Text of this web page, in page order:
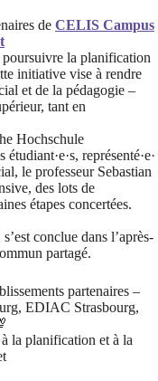
de CELIS Campus
la planification
initiative vise à rendre
et de la pédagogie –
tant en
Hochschule
représenté·e·
le professeur Sebastian
des lots de
étapes concertées.
conclue dans l’après-
partagé.
partenaires –
EDIAC Strasbourg,
la planification et à la